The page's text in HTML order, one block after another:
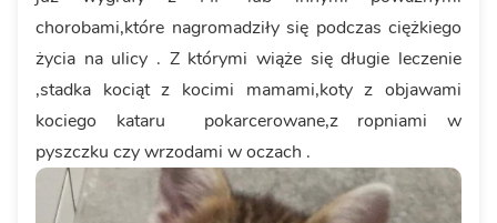
chorobami,które nagromadziły się podczas ciężkiego
życia na ulicy . Z którymi wiąże się długie leczenie
,stadka kociąt z kocimi mamami,koty z objawami
kociego kataru pokarcerowane,z ropniami w
pyszczku czy wrzodami w oczach .